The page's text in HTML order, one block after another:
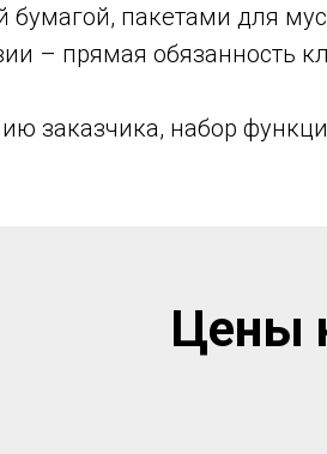
бумагой, пакетами для
– прямая обязанность
заказчика, набор
Цены